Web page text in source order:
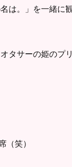
は。」を一緒に
タサーの姫のプ
（笑）